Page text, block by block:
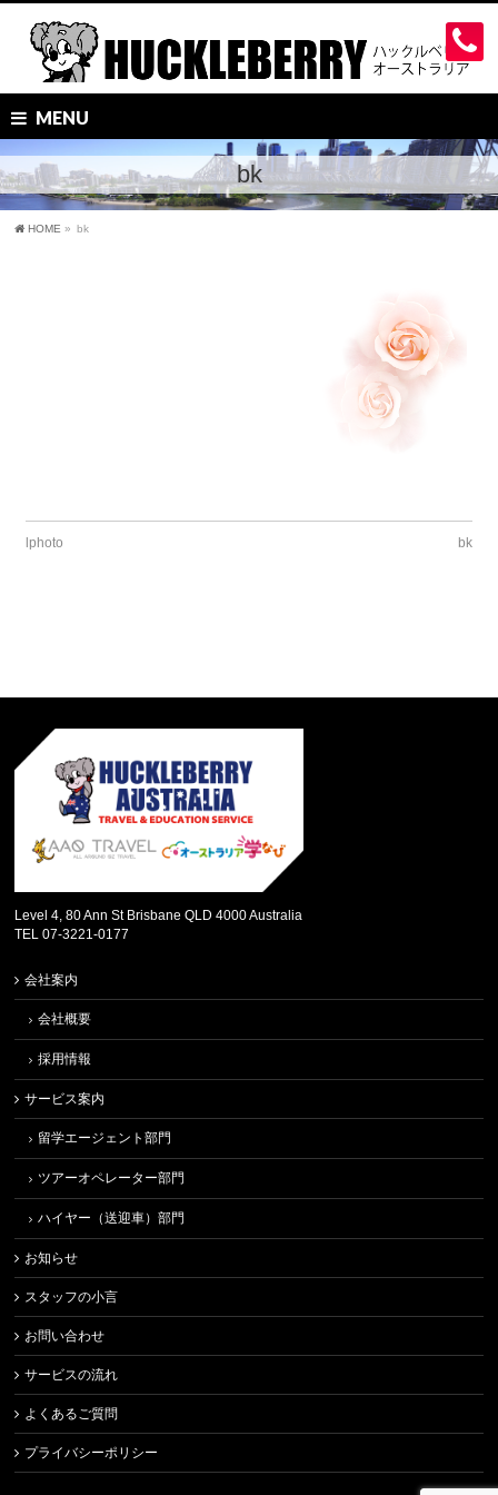
MENU
bk
HOME » bk
lphoto bk
Level 4, 80 Ann St Brisbane QLD 4000 Australia
TEL 07-3221-0177
会社案内
会社概要
採用情報
サービス案内
留学エージェント部門
ツアーオペレーター部門
ハイヤー（送迎車）部門
お知らせ
スタッフの小言
お問い合わせ
サービスの流れ
よくあるご質問
プライバシーポリシー